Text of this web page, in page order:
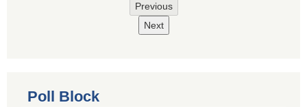
Previous
Next
Poll Block